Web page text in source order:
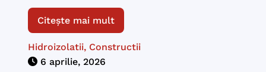
contactul cu apa și influențează comportamentul
clădirii în timp. Din acest motiv, selecția
executantului trebuie făcută pe criterii tehnice,
nu doar pe criteriul prețului. Duvexim este
Hidroizolatii, Constructii
6 aprilie, 2026
Citește mai mult